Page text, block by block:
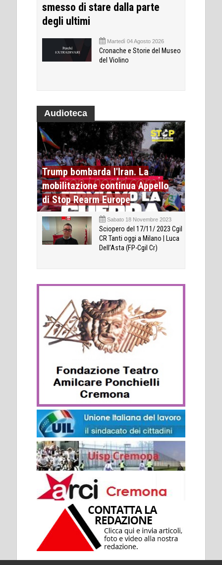
smesso di stare dalla parte
degli ultimi
Martedì 04 Agosto 2026
Cronache e Storie del Museo
del Violino
Audioteca
Trump bombarda l'Iran. La
mobilitazione continua Appello
di Stop Rearm Europe
Sabato 18 Novembre 2023
Sciopero del 17/11/ 2023 Cgil
CR Tanti oggi a Milano | Luca
Dell’Asta (FP-Cgil Cr)